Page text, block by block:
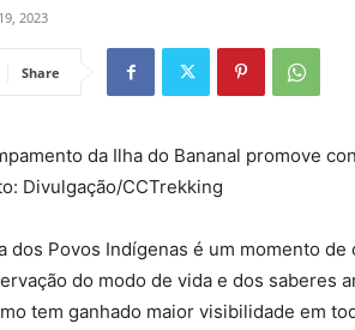
2023
Share
da Ilha do Bananal promove
Divulgação/CCTrekking
dos Povos Indígenas é um momento
do modo de vida e dos saberes
tem ganhado maior visibilidade em